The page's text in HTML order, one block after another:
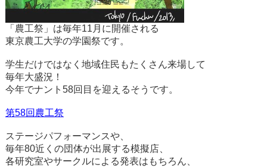
「農工祭」は毎年11月に開催される
東京農工大学の学園祭です。
学生だけではなく地域住民もたくさん来場して
毎年大盛況！
今年でナント58回目を迎えるそうです。
第58回農工祭
ステージパフォーマンスや、
毎年80近くの団体が出展する模擬店、
各研究室やサークルによる発表はもちろん、